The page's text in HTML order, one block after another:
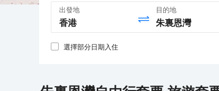
出發地 目的地
選擇部分日期入住